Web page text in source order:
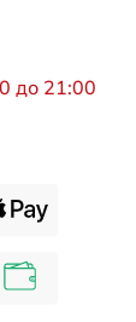
до 21:00